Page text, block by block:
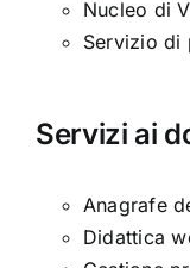
Nucleo di
Servizio di
Servizi ai
Anagrafe
Didattica